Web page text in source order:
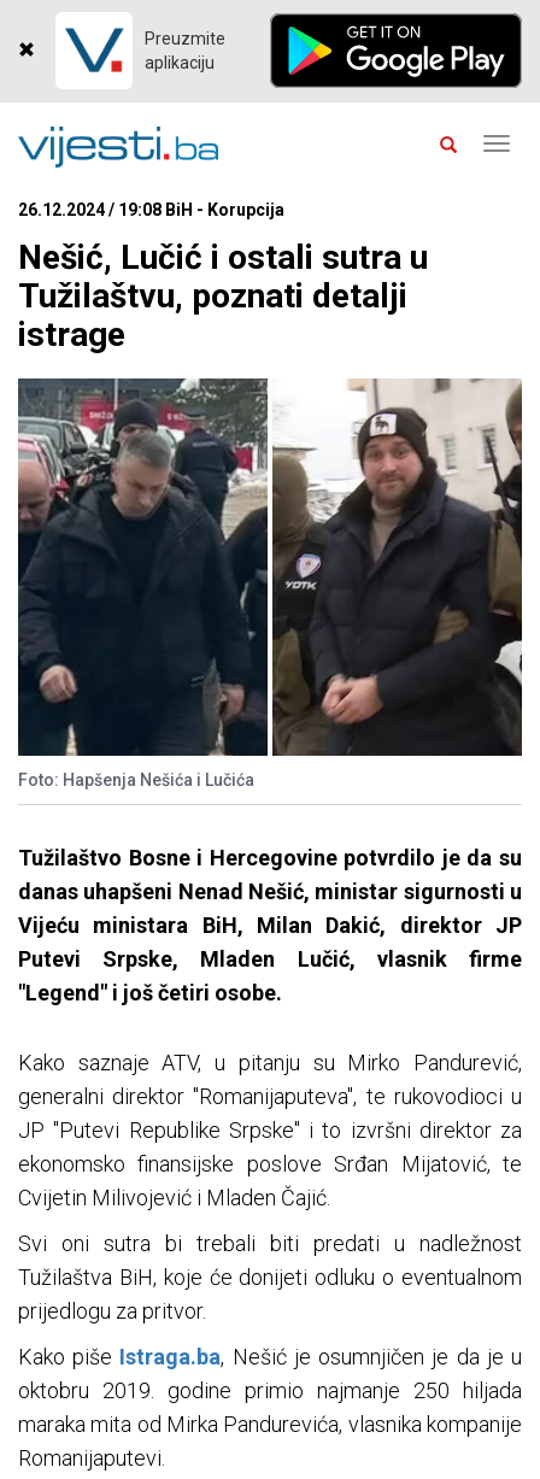
Preuzmite
aplikaciju
26.12.2024 / 19:08 BiH - Korupcija
Nešić, Lučić i ostali sutra u
Tužilaštvu, poznati detalji
istrage
Foto: Hapšenja Nešića i Lučića
Tužilaštvo Bosne i Hercegovine potvrdilo je da su
danas uhapšeni Nenad Nešić, ministar sigurnosti u
Vijeću ministara BiH, Milan Dakić, direktor JP
Putevi Srpske, Mladen Lučić, vlasnik firme
"Legend" i još četiri osobe.
Kako saznaje ATV, u pitanju su Mirko Pandurević,
generalni direktor "Romanijaputeva", te rukovodioci u
JP "Putevi Republike Srpske" i to izvršni direktor za
ekonomsko finansijske poslove Srđan Mijatović, te
Cvijetin Milivojević i Mladen Čajić.
Svi oni sutra bi trebali biti predati u nadležnost
Tužilaštva BiH, koje će donijeti odluku o eventualnom
prijedlogu za pritvor.
Kako piše Istraga.ba, Nešić je osumnjičen je da je u
oktobru 2019. godine primio najmanje 250 hiljada
maraka mita od Mirka Pandurevića, vlasnika kompanije
Romanijaputevi.